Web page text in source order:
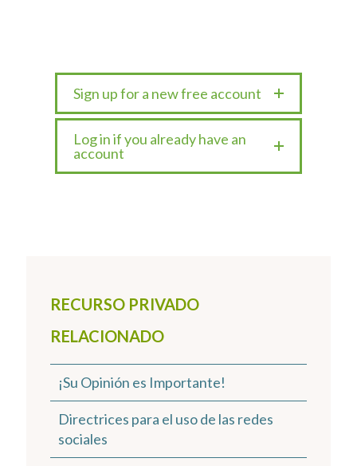
RECURSO PRIVADO
RELACIONADO
¡Su Opinión es Importante!
Directrices para el uso de las redes
sociales
Sign up for a new free account
Log in if you already have an
account